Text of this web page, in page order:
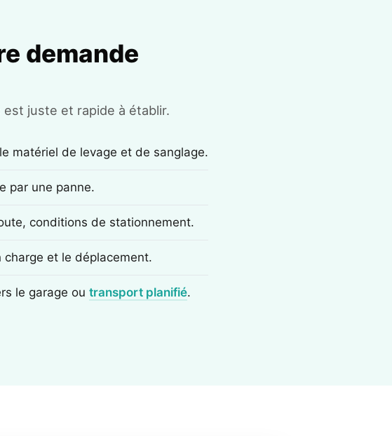
demande
juste et rapide à établir.
matériel de levage et de sanglage.
par une panne.
conditions de stationnement.
et le déplacement.
le garage ou transport planifié.